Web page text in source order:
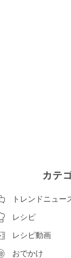
カテ
トレンドニュー
レシピ
レシピ動画
おでかけ